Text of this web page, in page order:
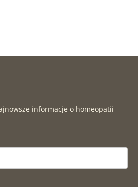
informacje o homeopatii